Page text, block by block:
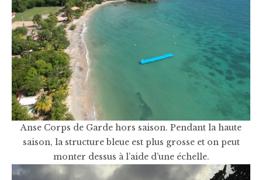
Anse Corps de Garde hors saison. Pendant la haute
saison, la structure bleue est plus grosse et on peut
monter dessus à l’aide d’une échelle.